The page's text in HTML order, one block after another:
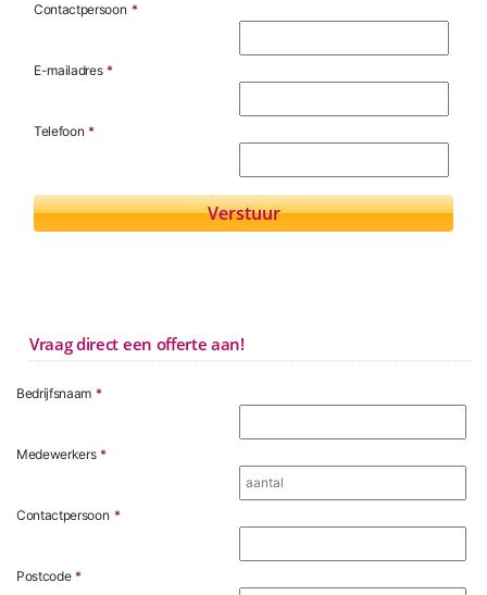
Contactpersoon *
E-mailadres *
Telefoon *
Vraag direct een offerte aan!
Bedrijfsnaam *
Medewerkers *
Contactpersoon *
Postcode *